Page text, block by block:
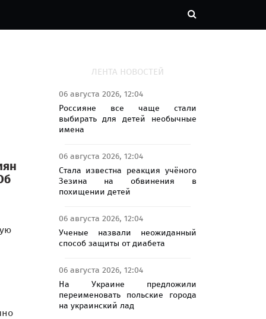
ЛЕНТА НОВОСТЕЙ
06 августа 2026, 12:04
Россияне все чаще стали
выбирать для детей необычные
имена
06 августа 2026, 12:04
Стала известна реакция учёного
Зезина на обвинения в
похищении детей
06 августа 2026, 12:04
Ученые назвали неожиданный
способ защиты от диабета
06 августа 2026, 12:04
На Украине предложили
переименовать польские города
на украинский лад